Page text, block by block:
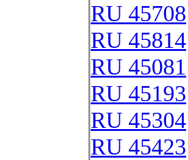
RU 45708
RU 45814
RU 45081
RU 45193
RU 45304
RU 45423